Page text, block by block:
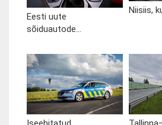
Eesti uute
sõiduautode...
Niisiis,